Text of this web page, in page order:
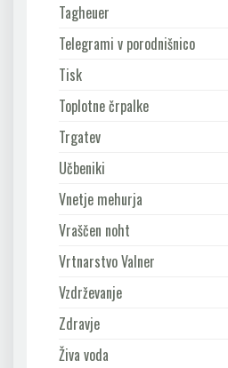
Tagheuer
Telegrami v porodnišnico
Tisk
Toplotne črpalke
Trgatev
Učbeniki
Vnetje mehurja
Vraščen noht
Vrtnarstvo Valner
Vzdrževanje
Zdravje
Živa voda